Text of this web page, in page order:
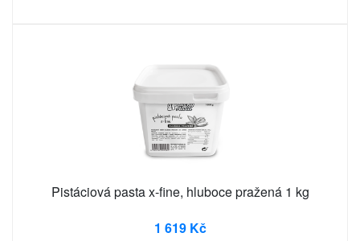
Pistáciová pasta x-fine, hluboce pražená 1 kg
1 619 Kč